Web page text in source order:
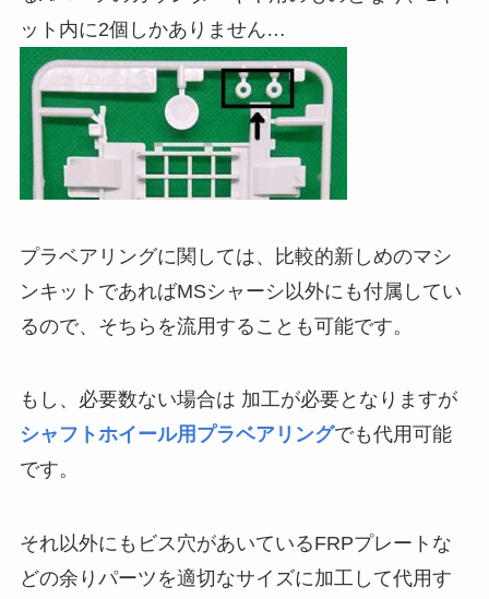
ット内に2個しかありません…
プラベアリングに関しては、比較的新しめのマシ
ンキットであればMSシャーシ以外にも付属してい
るので、そちらを流用することも可能です。
もし、必要数ない場合は 加工が必要となりますが
シャフトホイール用プラベアリングでも代用可能
です。
それ以外にもビス穴があいているFRPプレートな
どの余りパーツを適切なサイズに加工して代用す